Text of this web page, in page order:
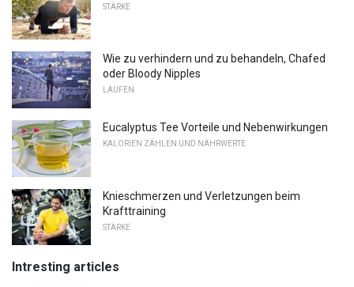
STÄRKE
Wie zu verhindern und zu behandeln, Chafed
oder Bloody Nipples
LAUFEN
Eucalyptus Tee Vorteile und Nebenwirkungen
KALORIEN ZÄHLEN UND NÄHRWERTE
Knieschmerzen und Verletzungen beim
Krafttraining
STÄRKE
Intresting articles